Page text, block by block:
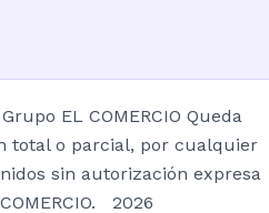
EL COMERCIO Queda
total o parcial, por cualquier
sin autorización expresa
2026